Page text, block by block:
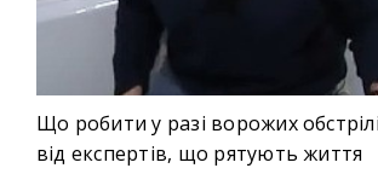
Що робити у разі ворожих
від експертів, що рятують життя